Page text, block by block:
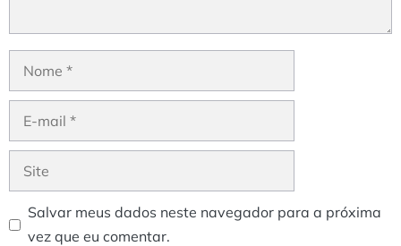
Nome
Site
Salvar meus dados neste navegador para a próxima
vez que eu comentar.